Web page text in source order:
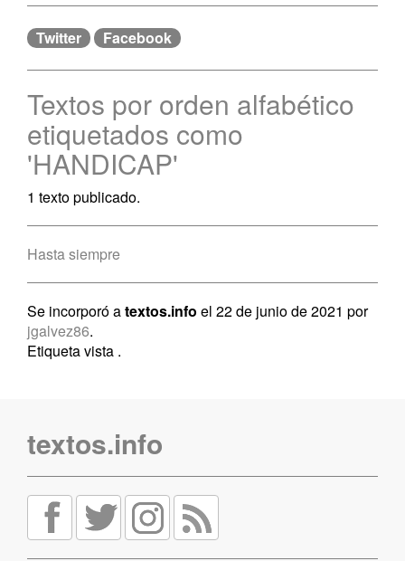
Twitter Facebook
Textos por orden alfabético
etiquetados como
'HANDICAP'
1 texto publicado.
Hasta siempre
Se incorporó atextos.info el 22 de junio de 2021 por
jgalvez86.
Etiqueta vista .
textos.info